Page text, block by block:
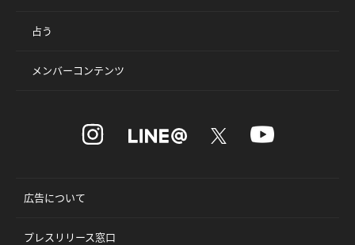
占う
メンバーコンテンツ
広告について
プレスリリース窓口